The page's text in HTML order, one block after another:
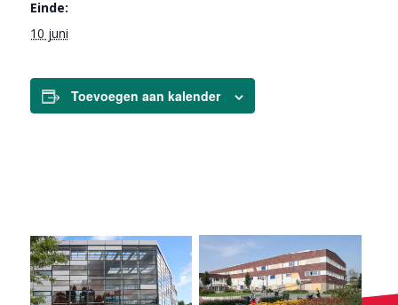
Einde:
10 juni
Toevoegen aan kalender